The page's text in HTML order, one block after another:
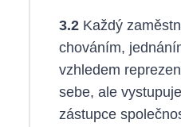
3.2Každý
chováním,
vzhledem
sebe, ale
zástupce